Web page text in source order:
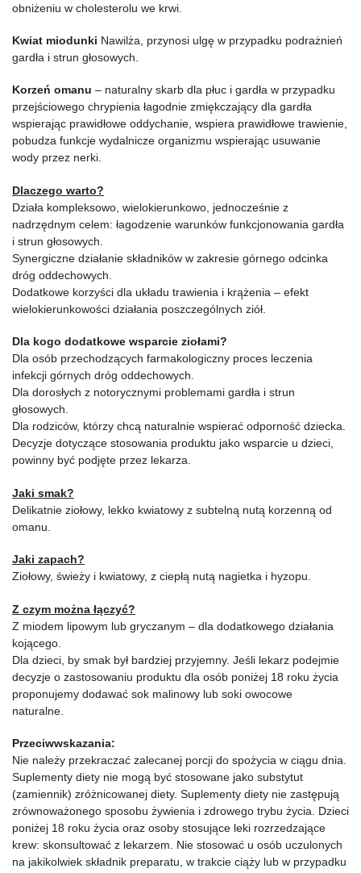
obniżeniu w cholesterolu we krwi.
Kwiat miodunki Nawilża, przynosi ulgę w przypadku podrażnień
gardła i strun głosowych.
Korzeń omanu – naturalny skarb dla płuc i gardła w przypadku
przejściowego chrypienia łagodnie zmiękczający dla gardła
wspierając prawidłowe oddychanie, wspiera prawidłowe trawienie,
pobudza funkcje wydalnicze organizmu wspierając usuwanie
wody przez nerki.
Dlaczego warto?
Działa kompleksowo, wielokierunkowo, jednocześnie z
nadrzędnym celem: łagodzenie warunków funkcjonowania gardła
i strun głosowych.
Synergiczne działanie składników w zakresie górnego odcinka
dróg oddechowych.
Dodatkowe korzyści dla układu trawienia i krążenia – efekt
wielokierunkowości działania poszczególnych ziół.
Dla kogo dodatkowe wsparcie ziołami?
Dla osób przechodzących farmakologiczny proces leczenia
infekcji górnych dróg oddechowych.
Dla dorosłych z notorycznymi problemami gardła i strun
głosowych.
Dla rodziców, którzy chcą naturalnie wspierać odporność dziecka.
Decyzje dotyczące stosowania produktu jako wsparcie u dzieci,
powinny być podjęte przez lekarza.
Jaki smak?
Delikatnie ziołowy, lekko kwiatowy z subtelną nutą korzenną od
omanu.
Jaki zapach?
Ziołowy, świeży i kwiatowy, z ciepłą nutą nagietka i hyzopu.
Z czym można łączyć?
Z miodem lipowym lub gryczanym – dla dodatkowego działania
kojącego.
Dla dzieci, by smak był bardziej przyjemny. Jeśli lekarz podejmie
decyzje o zastosowaniu produktu dla osób poniżej 18 roku życia
proponujemy dodawać sok malinowy lub soki owocowe
naturalne.
Przeciwwskazania:
Nie należy przekraczać zalecanej porcji do spożycia w ciągu dnia.
Suplementy diety nie mogą być stosowane jako substytut
(zamiennik) zróżnicowanej diety. Suplementy diety nie zastępują
zrównoważonego sposobu żywienia i zdrowego trybu życia. Dzieci
poniżej 18 roku życia oraz osoby stosujące leki rozrzedzające
krew: skonsultować z lekarzem. Nie stosować u osób uczulonych
na jakikolwiek składnik preparatu, w trakcie ciąży lub w przypadku